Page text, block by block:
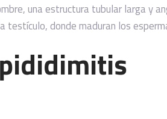
una estructura tubular larga y
donde maduran los